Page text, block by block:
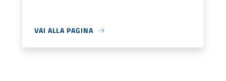
VAI ALLA PAGINA